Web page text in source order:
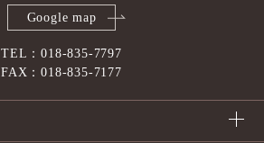
Google map
TEL：018-835-7797
FAX：018-835-7177